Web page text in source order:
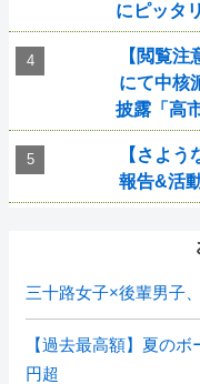
にピッタ
【閲覧
にて中核
披露「高
【さよ
報告&活
三十路女子×後輩男子
【過去最高額】夏の
円超